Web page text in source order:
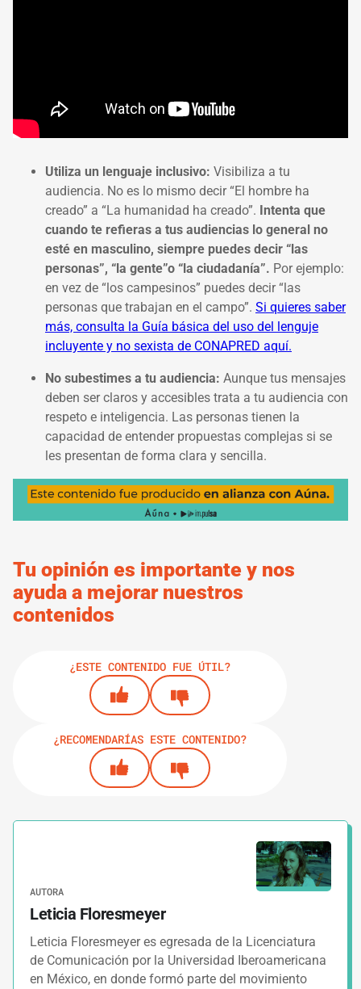
Utiliza un lenguaje inclusivo: Visibiliza a tu
audiencia. No es lo mismo decir “El hombre ha
creado” a “La humanidad ha creado”. Intenta que
cuando te refieras a tus audiencias lo general no
esté en masculino, siempre puedes decir “las
personas”, “la gente”o “la ciudadanía”. Por ejemplo:
en vez de “los campesinos” puedes decir “las
personas que trabajan en el campo”. Si quieres saber
más, consulta la Guía básica del uso del lenguje
incluyente y no sexista de CONAPRED aquí.
No subestimes a tu audiencia: Aunque tus mensajes
deben ser claros y accesibles trata a tu audiencia con
respeto e inteligencia. Las personas tienen la
capacidad de entender propuestas complejas si se
les presentan de forma clara y sencilla.
Tu opinión es importante y nos
ayuda a mejorar nuestros
contenidos
¿ESTE CONTENIDO FUE ÚTIL?
¿RECOMENDARÍAS ESTE CONTENIDO?
AUTORA
Leticia Floresmeyer
Leticia Floresmeyer es egresada de la Licenciatura
de Comunicación por la Universidad Iberoamericana
en México, en donde formó parte del movimiento